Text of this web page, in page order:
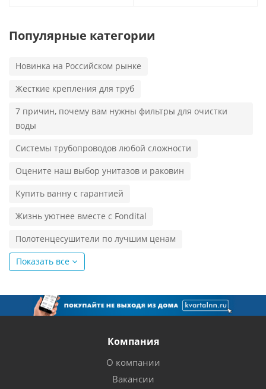
Популярные категории
Новинка на Российском рынке
Жесткие крепления для труб
7 причин, почему вам нужны фильтры для очистки
воды
Системы трубопроводов любой сложности
Оцените наш выбор унитазов и раковин
Купить ванну с гарантией
Жизнь уютнее вместе с Fondital
Полотенцесушители по лучшим ценам
Показать все
Компания
О компании
Вакансии